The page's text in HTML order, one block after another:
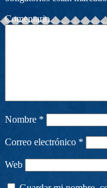
Comentario
Nombre *
Correo electrónico *
Web